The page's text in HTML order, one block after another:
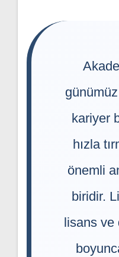
kariyer
hızla
önemli
biridir.
lisans